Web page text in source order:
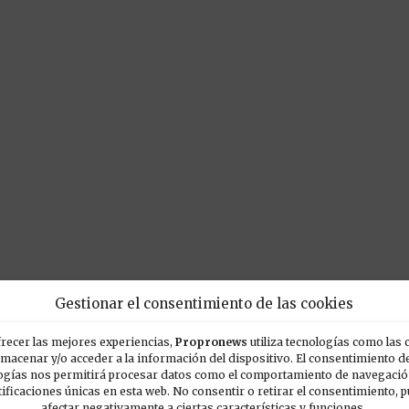
Gestionar el consentimiento de las cookies
las mejores experiencias, Propronews utiliza tecnologías como las
y/o acceder a la información del dispositivo. El consentimiento
nos permitirá procesar datos como el comportamiento de
únicas en esta web. No consentir o retirar el consentimiento,
POPULARES